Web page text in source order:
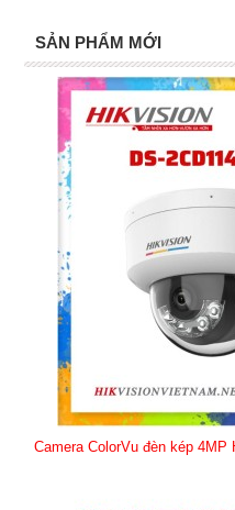
SẢN PHẨM MỚI
Camera ColorVu đèn kép 4MP